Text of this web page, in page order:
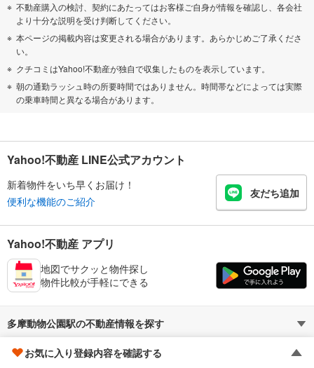
不動産購入の検討、契約にあたってはお客様ご自身が情報を確認し、各会社
より十分な説明を受け判断してください。
本ページの掲載内容は変更される場合があります。あらかじめご了承くださ
い。
クチコミはYahoo!不動産が独自で収集したものを表示しています。
朝の通勤ラッシュ時の所要時間ではありません。時間帯などによっては実際
の乗車時間と異なる場合があります。
お気に入り登録内容を確認する
Yahoo!不動産 LINE公式アカウント
新着物件をいち早くお届け！
便利な機能のご紹介
友だち追加
Yahoo!不動産 アプリ
地図でサクッと物件探し
物件比較が手軽にできる
多摩動物公園駅の不動産情報を探す
不動産・住宅
暮らしのお役立ち情報